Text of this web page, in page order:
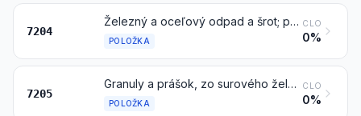
7204
Železný a oceľový odpad a šrot; pretavený odpad zo železa alebo ocele v ingotoch
POLOŽKA
CLO
0%
7205
Granuly a prášok, zo surového železa, vysokopecnej zrkadloviny, železa alebo ocele
POLOŽKA
CLO
0%